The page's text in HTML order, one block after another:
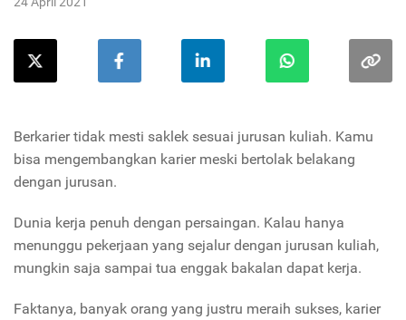
Berkarier tidak mesti saklek sesuai jurusan kuliah. Kamu
bisa mengembangkan karier meski bertolak belakang
dengan jurusan.
Dunia kerja penuh dengan persaingan. Kalau hanya
menunggu pekerjaan yang sejalur dengan jurusan kuliah,
mungkin saja sampai tua enggak bakalan dapat kerja.
Faktanya, banyak orang yang justru meraih sukses, karier